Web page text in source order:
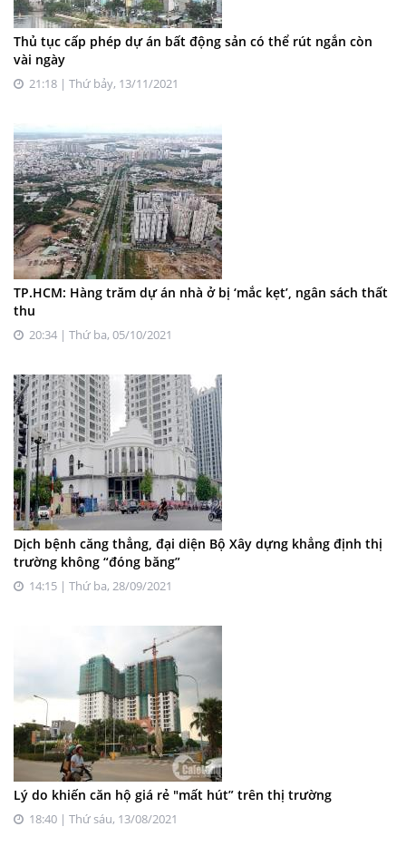
Thủ tục cấp phép dự án bất động sản có thể rút ngắn còn
vài ngày
21:18 | Thứ bảy, 13/11/2021
TP.HCM: Hàng trăm dự án nhà ở bị ‘mắc kẹt’, ngân sách thất
thu
20:34 | Thứ ba, 05/10/2021
Dịch bệnh căng thẳng, đại diện Bộ Xây dựng khẳng định thị
trường không “đóng băng”
14:15 | Thứ ba, 28/09/2021
Lý do khiến căn hộ giá rẻ "mất hút” trên thị trường
18:40 | Thứ sáu, 13/08/2021